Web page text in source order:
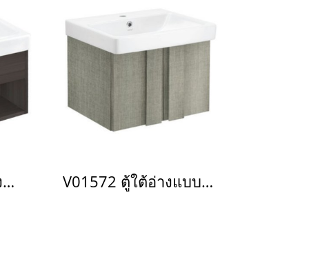
VP0005P4 ตู้เก็บของใต้อ่างแบบแขวนผนัง สำหรับ C005907 C0156 C01561 V01572 ตู้ใต้อ่างแบบแขวนผนัง ใช้คู่กับอ่างล้างหน้ารุ่น C0156